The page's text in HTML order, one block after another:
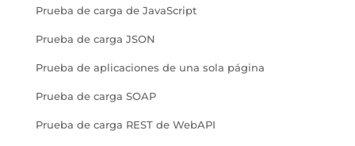
Prueba de carga de JavaScript
Prueba de carga JSON
Prueba de aplicaciones de una sola página
Prueba de carga SOAP
Prueba de carga REST de WebAPI